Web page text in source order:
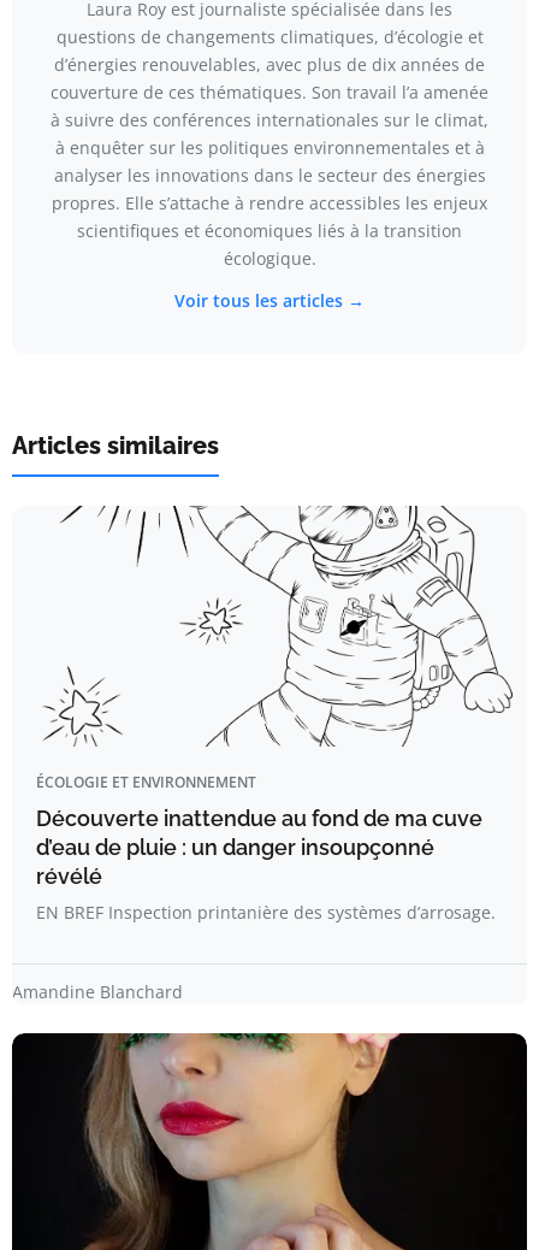
Laura Roy est journaliste spécialisée dans les
questions de changements climatiques, d’écologie et
d’énergies renouvelables, avec plus de dix années de
couverture de ces thématiques. Son travail l’a amenée
à suivre des conférences internationales sur le climat,
à enquêter sur les politiques environnementales et à
analyser les innovations dans le secteur des énergies
propres. Elle s’attache à rendre accessibles les enjeux
scientifiques et économiques liés à la transition
écologique.
Voir tous les articles →
Articles similaires
ÉCOLOGIE ET ENVIRONNEMENT
Découverte inattendue au fond de ma cuve
d’eau de pluie : un danger insoupçonné
révélé
EN BREF Inspection printanière des systèmes d’arrosage.
Amandine Blanchard